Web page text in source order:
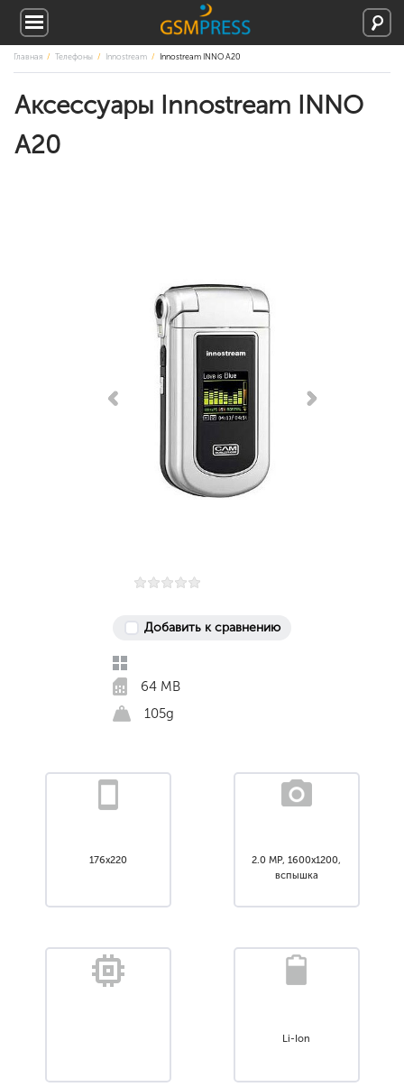
Главная Телефоны Innostream Innostream INNO A20
Аксессуары Innostream INNO
A20
Добавить к сравнению
64 MB
105g
176x220
2.0 MP, 1600x1200,
вспышка
Li-Ion